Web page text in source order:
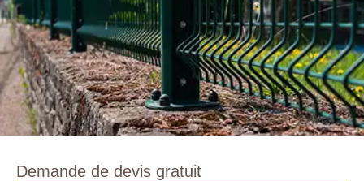
Demande de devis gratuit